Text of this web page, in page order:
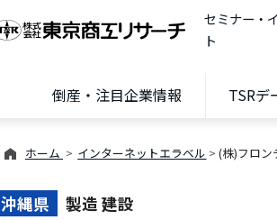
セミナー・
ト
倒産・注目企業情報 TSRデ
ホーム インターネットエラベル (株)フロン
沖縄県 製造 建設